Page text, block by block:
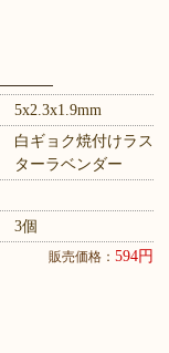
5x2.3x1.9mm
白ギョク焼付けラス
ターラベンダー
3個
販売価格： 594円